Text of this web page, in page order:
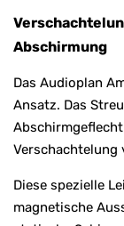
Abschirmung
Das Audioplan
Ansatz. Das
Verschachtelung
Diese spezielle
magnetische